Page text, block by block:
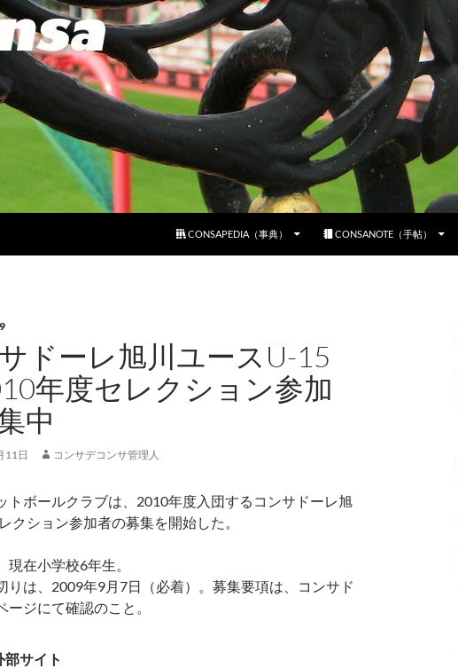
CONSAPEDIA（事典）
CONSANOTE（手帖）
ドーレ旭川ユースU-15
年度セレクション参加
中
11日 コンサデコンサ管理人
トボールクラブは、2010年度入団するコンサドーレ旭
クション参加者の募集を開始した。
現在小学校6年生。
りは、2009年9月7日（必着）。募集要項は、コンサド
ージにて確認のこと。
部サイト